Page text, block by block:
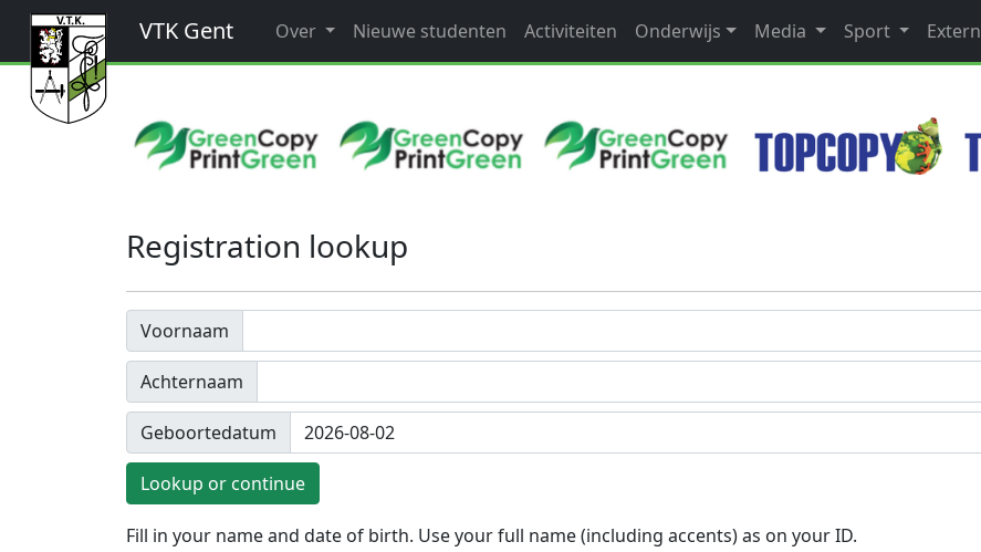
VTK Gent Over Nieuwe studenten Activiteiten Onderwijs Media Sport Extern
Registration lookup
Voornaam
Achternaam
Geboortedatum
Lookup or continue
Fill in your name and date of birth. Use your full name (including accents) as on your ID.